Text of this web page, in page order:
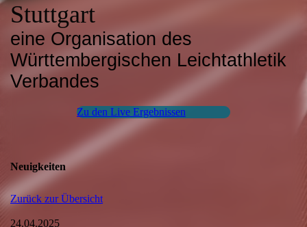
Stuttgart
eine Organisation des
Württembergischen Leichtathletik
Verbandes
Zu den Live Ergebnissen
Neuigkeiten
Zurück zur Übersicht
24.04.2025